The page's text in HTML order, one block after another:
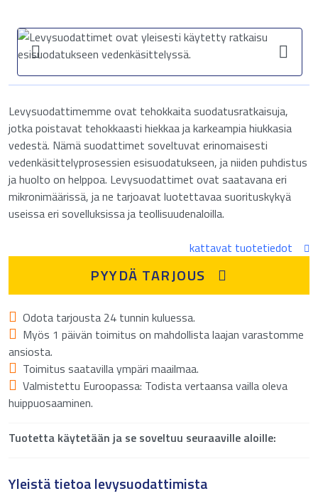
Levysuodattimemme ovat tehokkaita suodatusratkaisuja,
jotka poistavat tehokkaasti hiekkaa ja karkeampia hiukkasia
vedestä. Nämä suodattimet soveltuvat erinomaisesti
vedenkäsittelyprosessien esisuodatukseen, ja niiden puhdistus
ja huolto on helppoa. Levysuodattimet ovat saatavana eri
mikronimäärissä, ja ne tarjoavat luotettavaa suorituskykyä
useissa eri sovelluksissa ja teollisuudenaloilla.
kattavat tuotetiedot
PYYDÄ TARJOUS
Odota tarjousta 24 tunnin kuluessa.
Myös 1 päivän toimitus on mahdollista laajan varastomme
ansiosta.
Toimitus saatavilla ympäri maailmaa.
Valmistettu Euroopassa: Todista vertaansa vailla oleva
huippuosaaminen.
Tuotetta käytetään ja se soveltuu seuraaville aloille:
Yleistä tietoa levysuodattimista